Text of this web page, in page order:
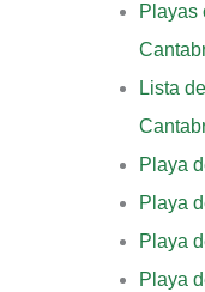
Playas
Lista
Playa
Playa
Playa
Playa